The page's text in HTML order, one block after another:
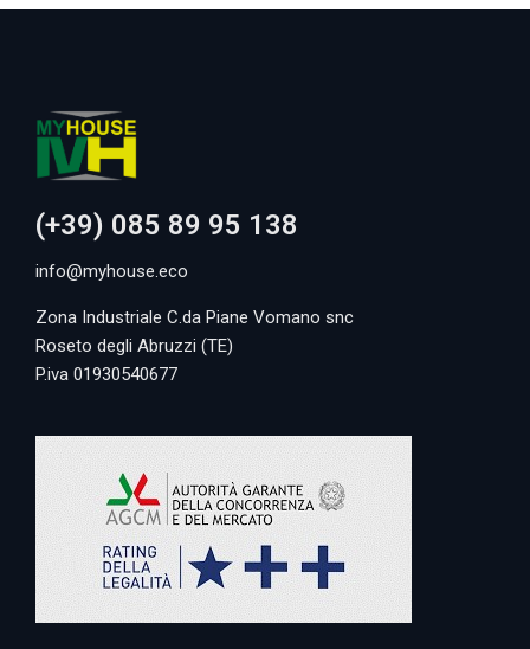
(+39) 085 89 95 138
info@myhouse.eco
Zona Industriale C.da Piane Vomano snc
Roseto degli Abruzzi (TE)
P.iva 01930540677